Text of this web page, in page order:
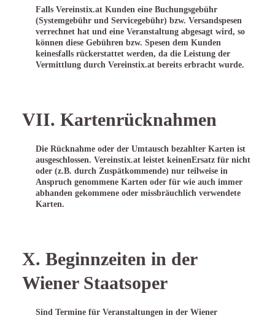
Falls Vereinstix.at Kunden eine Buchungsgebühr
(Systemgebühr und Servicegebühr) bzw. Versandspesen
verrechnet hat und eine Veranstaltung abgesagt wird, so
können diese Gebühren bzw. Spesen dem Kunden
keinesfalls rückerstattet werden, da die Leistung der
Vermittlung durch Vereinstix.at bereits erbracht wurde.
VII. Kartenrücknahmen
Die Rücknahme oder der Umtausch bezahlter Karten ist
ausgeschlossen. Vereinstix.at leistet keinenErsatz für nicht
oder (z.B. durch Zuspätkommende) nur teilweise in
Anspruch genommene Karten oder für wie auch immer
abhanden gekommene oder missbräuchlich verwendete
Karten.
X. Beginnzeiten in der
Wiener Staatsoper
Sind Termine für Veranstaltungen in der Wiener